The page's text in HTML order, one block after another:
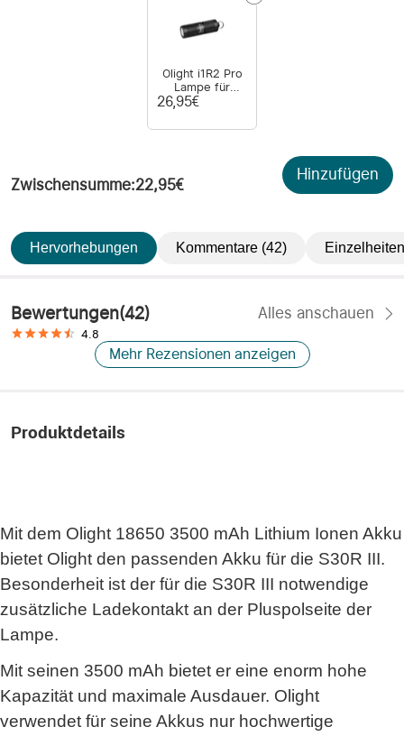
Olight i1R2 Pro
Lampe für
Schlüsselbund
26,95€
Zwischensumme:22,95€
Hinzufügen
Hervorhebungen Kommentare (42) Einzelheiten
Bewertungen(42) Alles anschauen
4.8
Mehr Rezensionen anzeigen
Produktdetails
Mit dem Olight 18650 3500 mAh Lithium Ionen Akku
bietet Olight den passenden Akku für die S30R III.
Besonderheit ist der für die S30R III notwendige
zusätzliche Ladekontakt an der Pluspolseite der
Lampe.
Mit seinen 3500 mAh bietet er eine enorm hohe
Kapazität und maximale Ausdauer. Olight
verwendet für seine Akkus nur hochwertige